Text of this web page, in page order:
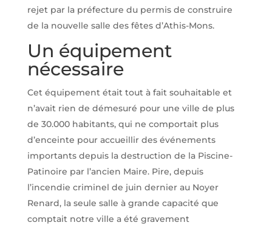
rejet par la préfecture du permis de construire
de la nouvelle salle des fêtes d’Athis-Mons.
Un équipement
nécessaire
Cet équipement était tout à fait souhaitable et
n’avait rien de démesuré pour une ville de plus
de 30.000 habitants, qui ne comportait plus
d’enceinte pour accueillir des événements
importants depuis la destruction de la Piscine-
Patinoire par l’ancien Maire. Pire, depuis
l’incendie criminel de juin dernier au Noyer
Renard, la seule salle à grande capacité que
comptait notre ville a été gravement